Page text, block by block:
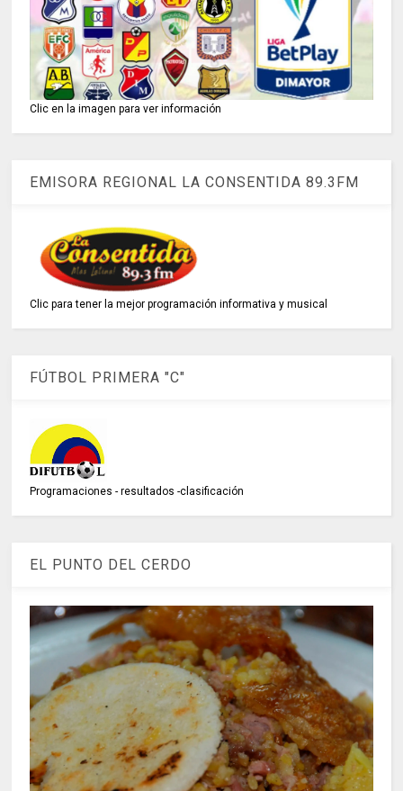
Clic en la imagen para ver información
EMISORA REGIONAL LA CONSENTIDA 89.3FM
Clic para tener la mejor programación informativa y musical
FÚTBOL PRIMERA "C"
Programaciones - resultados -clasificación
EL PUNTO DEL CERDO